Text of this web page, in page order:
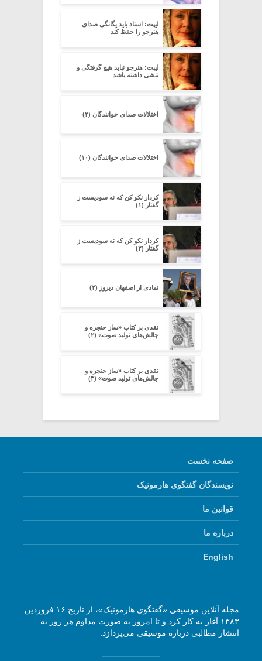
لیپت: استاد باید یگانگی صدای
هنرجو را حفظ کند
لیپت: هنرجو نباید هیچ گرفتگی و
تنشی داشته باشد
اختلالات صدای خوانندگان (۲)
اختلالات صدای خوانندگان (۱۰)
کردار نکو کن که نه سودیست ز
گفتار (۱)
کردار نکو کن که نه سودیست ز
گفتار (۲)
نمادی از اصفهان دیروز (۲)
نقدی بر کتاب «ساز حنجره و
چالش‌های تولید صوت» (۲)
نقدی بر کتاب «ساز حنجره و
چالش‌های تولید صوت» (۳)
صفحه نخست
نویسندگان گفتگوی هارمونیک
قوانین ما
درباره ما
English
مجله آنلاین موسیقی «گفتگوی هارمونیک»، از تاریخ ۱۶ فروردین
۱۳۸۳ آغاز به کار کرد و تا امروز به صورت مداوم هر روز به
انتشار مطالبی درباره موسیقی می‌پردازد.